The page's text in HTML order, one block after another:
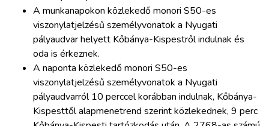
A munkanapokon közlekedő monori S50-es
viszonylatjelzésű személyvonatok a Nyugati
pályaudvar helyett Kőbánya-Kispestről indulnak és
oda is érkeznek.
A naponta közlekedő monori S50-es
viszonylatjelzésű személyvonatok a Nyugati
pályaudvarról 10 perccel korábban indulnak, Kőbánya-
Kispesttől alapmenetrend szerint közlekednek, 9 perc